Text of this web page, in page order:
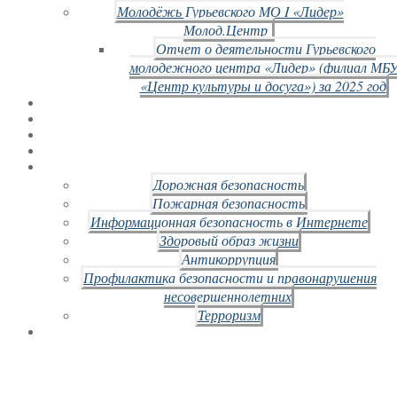
Молодёжь Гурьевского МО I «Лидер»
Молод.Центр
Отчет о деятельности Гурьевского
молодежного центра «Лидер» (филиал
«Центр культуры и досуга») за 2025 год
Дорожная безопасность
Пожарная безопасность
Информационная безопасность в Интернете
Здоровый образ жизни
Антикоррупция
Профилактика безопасности и правонарушения
несовершеннолетних
Терроризм